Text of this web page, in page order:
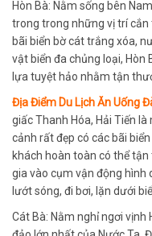
Hòn Bà: Nằm sống bên
trong trong những vị trí cắn
bãi biển bờ cát trắng xóa,
vật biển đa chủng loại,
lựa tuyệt hảo nhằm tận
Địa Điểm Du Lịch Ăn Uống
giấc Thanh Hóa, Hải Tiến
cảnh rất đẹp có các bãi
khách hoàn toàn có thể
gia vào cụm vận động
lướt sóng, đi bơi, lặn dưới
Cát Bà: Nằm nghỉ ngơi vịnh